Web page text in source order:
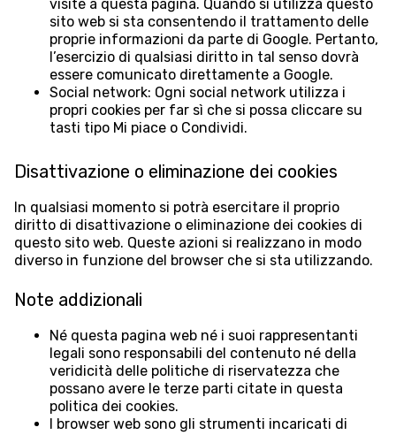
visite a questa pagina. Quando si utilizza questo
sito web si sta consentendo il trattamento delle
proprie informazioni da parte di Google. Pertanto,
l’esercizio di qualsiasi diritto in tal senso dovrà
essere comunicato direttamente a Google.
Social network: Ogni social network utilizza i
propri cookies per far sì che si possa cliccare su
tasti tipo Mi piace o Condividi.
Disattivazione o eliminazione dei cookies
In qualsiasi momento si potrà esercitare il proprio
diritto di disattivazione o eliminazione dei cookies di
questo sito web. Queste azioni si realizzano in modo
diverso in funzione del browser che si sta utilizzando.
Note addizionali
Né questa pagina web né i suoi rappresentanti
legali sono responsabili del contenuto né della
veridicità delle politiche di riservatezza che
possano avere le terze parti citate in questa
politica dei cookies.
I browser web sono gli strumenti incaricati di